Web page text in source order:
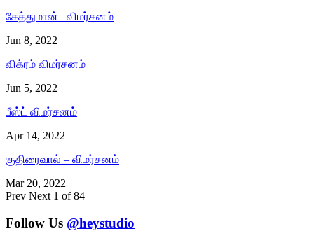
சேத்துமான் –விமர்சனம்
Jun 8, 2022
விக்ரம் விமர்சனம்
Jun 5, 2022
பீஸ்ட் விமர்சனம்
Apr 14, 2022
குதிரைவால் – விமர்சனம்
Mar 20, 2022
Prev Next 1 of 84
Follow Us @heystudio